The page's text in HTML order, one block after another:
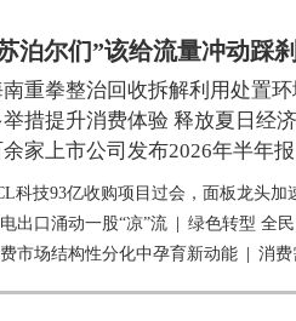
泊尔们”该给流量冲动踩
重拳整治回收拆解利用处置
举措提升消费体验 释放夏日经
家上市公司发布2026年半年报
科技93亿收购项目过会，面板龙头加
出口涌动一股“凉”流
绿色转型 全
市场结构性分化中孕育新动能
消费